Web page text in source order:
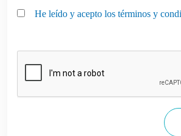
He leído y acepto los términos y